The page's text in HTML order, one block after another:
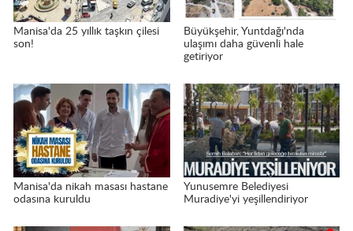
Manisa'da 25 yıllık taşkın çilesi
son!
Büyükşehir, Yuntdağı'nda
ulaşımı daha güvenli hale
getiriyor
Manisa'da nikah masası hastane
odasına kuruldu
Yunusemre Belediyesi
Muradiye'yi yeşillendiriyor